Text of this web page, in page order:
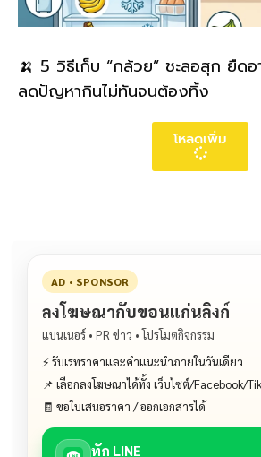
🍌 5 วิธีเก็บ “กล้วย” ชะลอสุก ยืดอ
ลดปัญหากินไม่ทันจนต้องทิ้ง
โหลดเพิ่ม
AD • SPONSOR
ลงโฆษณากับขอนแก่นลิงก์
แบนเนอร์ • PR ข่าว • โปรโมตกิจกรรม
⚡ รับเรทราคาและคำแนะนำภายในวันเดียว
📌 เลือกลงโฆษณาได้ทั้ง เว็บไซต์/Facebook/
🧾 ขอใบเสนอราคา / ออกเอกสารได้
ทัก LINE